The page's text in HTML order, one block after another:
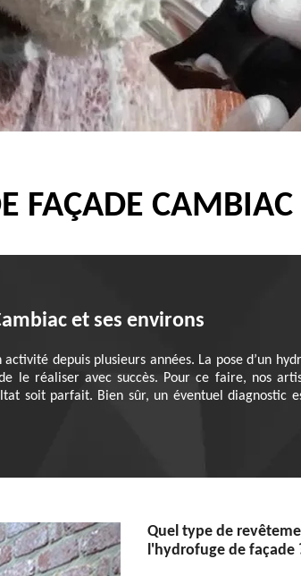
FAÇADE
et ses environs
depuis plusieurs années. La pose d’un
le réaliser avec succès. Pour ce faire, nos
soit parfait. Bien sûr, un éventuel diagnostic
Quel type de
l'hydrofuge de façade